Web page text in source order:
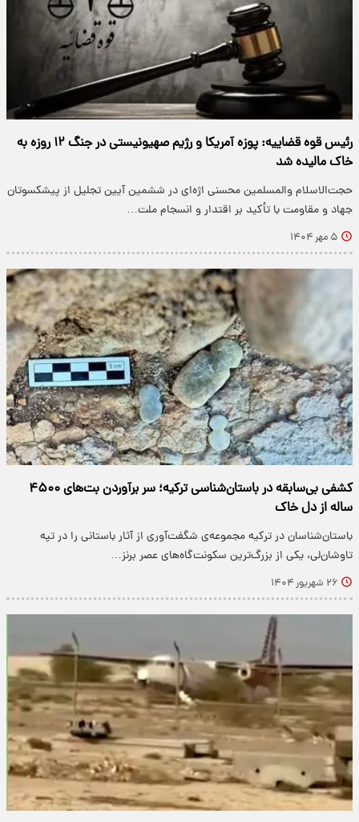
رئیس قوه قضاییه: پوزه آمریکا و رژیم صهیونیستی در جنگ ۱۲ روزه به
خاک مالیده شد
حجت‌الاسلام والمسلمین محسنی اژه‌ای در ششمین آیین تجلیل از پیشکسوتان
جهاد و مقاومت با تأکید بر اقتدار و انسجام ملت…
۵ مهر ۱۴۰۴
کشفی بی‌سابقه در باستان‌شناسی ترکیه؛ سر برآوردن بت‌های ۴۵۰۰
ساله از دل خاک
باستان‌شناسان در ترکیه مجموعه‌ی شگفت‌آوری از آثار باستانی را در تپه
تاوشان‌لی، یکی از بزرگ‌ترین سکونت‌گاه‌های عصر برنز…
۲۶ شهریور ۱۴۰۴